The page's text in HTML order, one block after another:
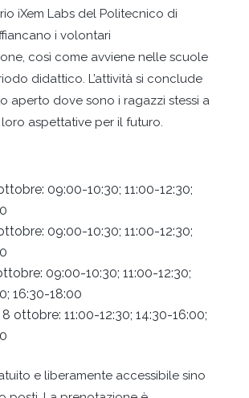
iXem Labs del Politecnico di
i volontari
così come avviene nelle scuole
didattico. L’attività si conclude
aperto dove sono i ragazzi stessi a
aspettative per il futuro.
09:00-10:30; 11:00-12:30;
09:00-10:30; 11:00-12:30;
09:00-10:30; 11:00-12:30;
16:30-18:00
ottobre: 11:00-12:30; 14:30-16:00;
e liberamente accessibile sino